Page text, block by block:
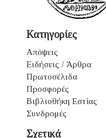
Κατηγορίες
Απόψεις
Ειδήσεις / Άρθρα
Πρωτοσέλιδα
Προσφορές
Βιβλιοθήκη Εστίας
Συνδρομές
Σχετικά